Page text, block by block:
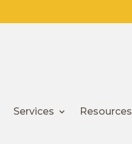
Services Resources